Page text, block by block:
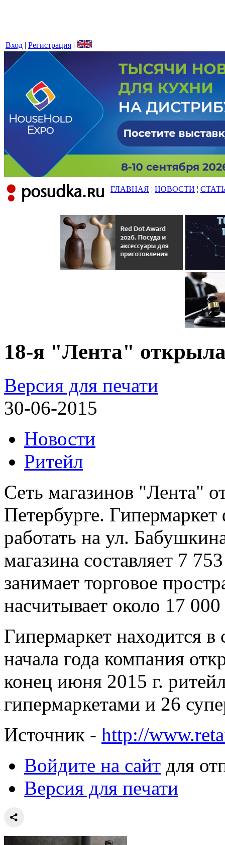
Вход | Регистрация |
ГЛАВНАЯ ¦ НОВОСТИ ¦
18-я "Лента"
Версия для печати
30-06-2015
Новости
Ритейл
Сеть магазинов "Лента"
Петербурге.
работать на ул.
магазина составляет 7
занимает торговое
насчитывает около 17
Гипермаркет находится
начала года компания
конец июня 2015 г.
гипермаркетами и 26
Источник - http://
Войдите на сайт для
Версия для печати